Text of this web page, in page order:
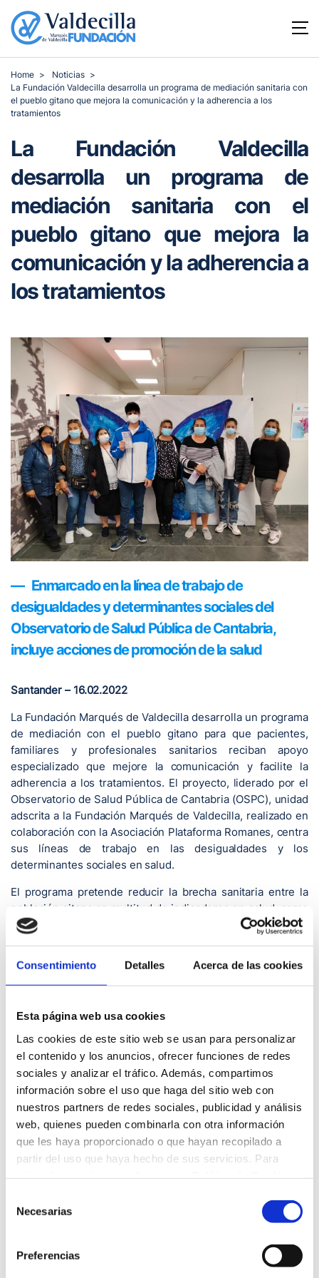
Consentimiento Detalles Acerca de las cookies
Esta página web usa cookies
Las cookies de este sitio web se usan para personalizar
el contenido y los anuncios, ofrecer funciones de redes
sociales y analizar el tráfico. Además, compartimos
información sobre el uso que haga del sitio web con
nuestros partners de redes sociales, publicidad y análisis
web, quienes pueden combinarla con otra información
que les haya proporcionado o que hayan recopilado a
partir del uso que haya hecho de sus servicios. Para
Necesarias
Preferencias
Home
Noticias
La Fundación Valdecilla desarrolla un programa de mediación sanitaria con
el pueblo gitano que mejora la comunicación y la adherencia a los
tratamientos
La Fundación Valdecilla
desarrolla un programa de
mediación sanitaria con el
pueblo gitano que mejora la
comunicación y la adherencia a
los tratamientos
Enmarcado en la línea de trabajo de
desigualdades y determinantes sociales del
Observatorio de Salud Pública de Cantabria,
incluye acciones de promoción de la salud
Santander – 16.02.2022
La Fundación Marqués de Valdecilla desarrolla un programa
de mediación con el pueblo gitano para que pacientes,
familiares y profesionales sanitarios reciban apoyo
especializado que mejore la comunicación y facilite la
adherencia a los tratamientos. El proyecto, liderado por el
Observatorio de Salud Pública de Cantabria (OSPC), unidad
adscrita a la Fundación Marqués de Valdecilla, realizado en
colaboración con la Asociación Plataforma Romanes, centra
sus líneas de trabajo en las desigualdades y los
determinantes sociales en salud.
El programa pretende reducir la brecha sanitaria entre la
población gitana en multitud de indicadores en salud, como
el riesgo cardiovascular, la esperanza de vida -de entre 8 y
los servicios de salud disponibles, entre otros.
dos líneas fundamentales de trabajo. Por un lado,
proporciona mediadores de etnia gitana para mejorar la
experiencia a la hora de utilizar los servicios de salud.
Estos mediadores, además de contar con el bagaje cultural
de la etnia gitana, están coordinados y en continuo trabajo
con el OSPC para hacer de puente y fomentar una buena
experiencia para ambas partes, pacientes y familiares, y
profesionales.
Mediadores de etnia gitana
Acompañan, resuelven dudas, se anticipan a los problemas
y contribuyen decisivamente al seguimiento de las pautas o
el entendimiento entre ambas partes, teniendo en cuenta
el lenguaje propio y los condicionantes sociales y